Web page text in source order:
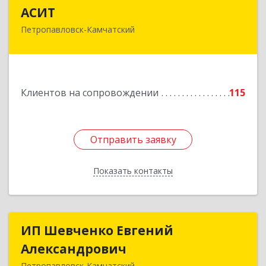
АСИТ
Петропавловск-Камчатский
Клиентов на сопровождении 115
Отправить заявку
Показать контакты
683031, Камчатский край, Петропавловск-
Подробнее
Отправить заявку
Назад
ИП Шевченко Евгений
Александрович
ИП Шевченко Евгений